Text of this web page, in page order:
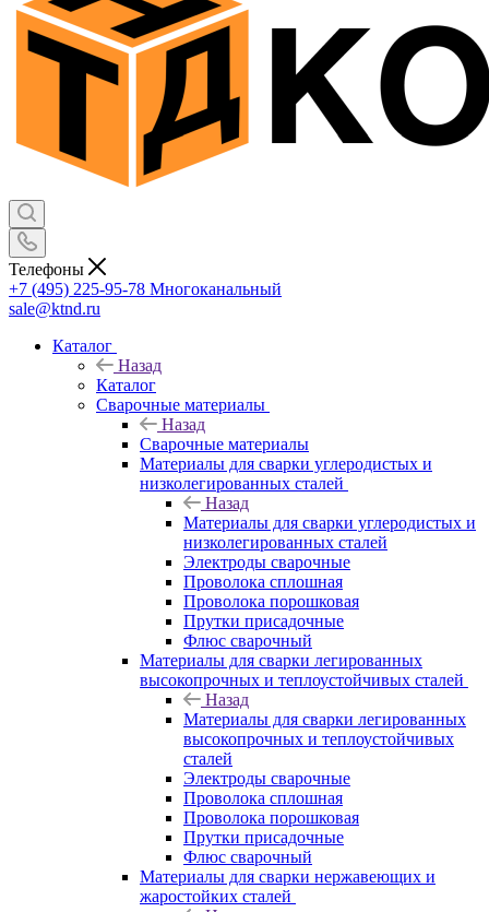
Телефоны
+7 (495) 225-95-78 Многоканальный
sale@ktnd.ru
Каталог
Назад
Каталог
Сварочные материалы
Назад
Сварочные материалы
Материалы для сварки углеродистых и
низколегированных сталей
Назад
Материалы для сварки углеродистых и
низколегированных сталей
Электроды сварочные
Проволока сплошная
Проволока порошковая
Прутки присадочные
Флюс сварочный
Материалы для сварки легированных
высокопрочных и теплоустойчивых сталей
Назад
Материалы для сварки легированных
высокопрочных и теплоустойчивых
сталей
Электроды сварочные
Проволока сплошная
Проволока порошковая
Прутки присадочные
Флюс сварочный
Материалы для сварки нержавеющих и
жаростойких сталей